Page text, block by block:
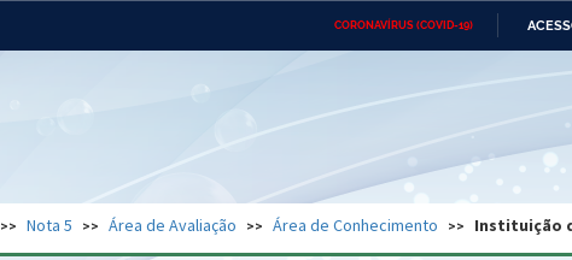
CORONAVÍRUS (COVID-19)
Ministério das
Ministério do Desenvolvimento
Regional
Gabinete de Segurança Advocacia-Geral da União Banco Central
Nota 5 Área de Avaliação Área de Conhecimento Instituição